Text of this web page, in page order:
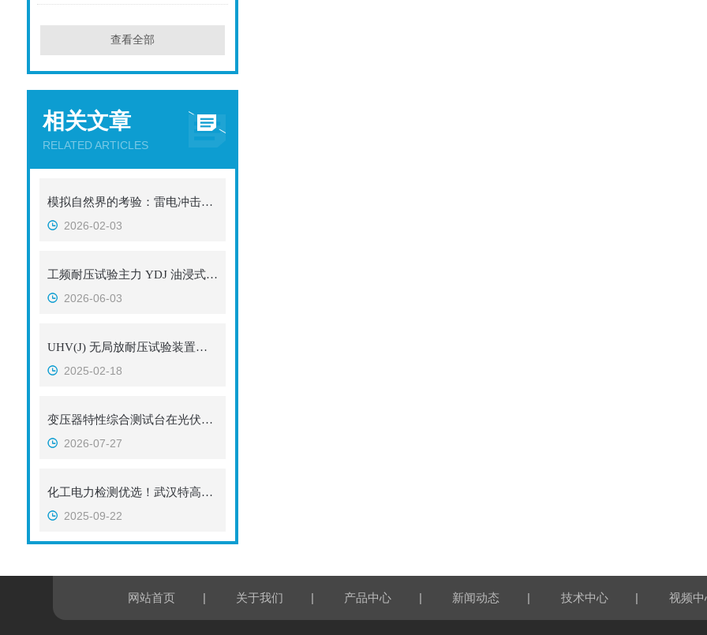
查看全部
相关文章
RELATED ARTICLES
模拟自然界的考验：雷电冲击高压发生器厂家推荐与设备解析
2026-02-03
工频耐压试验主力 YDJ 油浸式试验变压器应用场景
2026-06-03
UHV(J) 无局放耐压试验装置的操作注意事项
2025-02-18
变压器特性综合测试台在光伏电站升压变压器检测中的特殊配置
2026-07-27
化工电力检测优选！武汉特高压 YDJ 油浸式试验变压器精准可靠
2025-09-22
网站首页 | 关于我们 | 产品中心 | 新闻动态 | 技术中心 | 视频中